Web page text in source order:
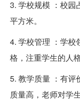
3. 学校规模 ：校园
平方米。
4. 学校管理 ：学校
格，注重学生的人
5. 教学质量 ：有评
质量高，老师对学